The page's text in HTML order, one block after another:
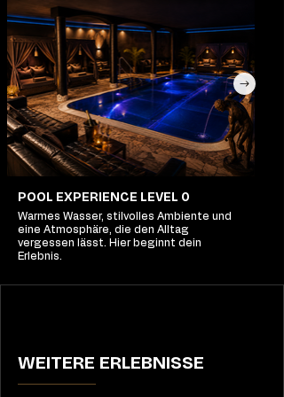
POOL EXPERIENCE LEVEL 0
Warmes Wasser, stilvolles Ambiente und
eine Atmosphäre, die den Alltag
vergessen lässt. Hier beginnt dein
Erlebnis.
WEITERE ERLEBNISSE